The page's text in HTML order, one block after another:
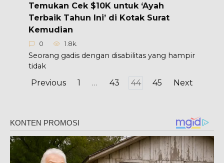
Temukan Cek $10K untuk ‘Ayah
Terbaik Tahun Ini’ di Kotak Surat
Kemudian
0 1.8k.
Seorang gadis dengan disabilitas yang hampir
tidak
Previous 1 … 43 44 45 Next